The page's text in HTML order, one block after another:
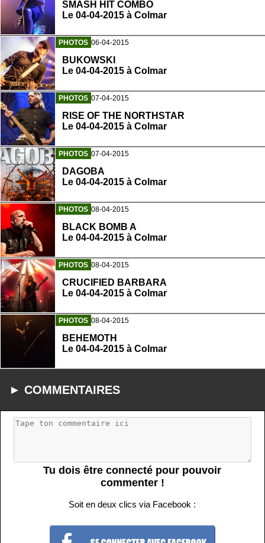
SMASH HIT COMBO
Le 04-04-2015 à Colmar
PHOTOS 06-04-2015
BUKOWSKI
Le 04-04-2015 à Colmar
PHOTOS 07-04-2015
RISE OF THE NORTHSTAR
Le 04-04-2015 à Colmar
PHOTOS 07-04-2015
DAGOBA
Le 04-04-2015 à Colmar
PHOTOS 08-04-2015
BLACK BOMB A
Le 04-04-2015 à Colmar
PHOTOS 08-04-2015
CRUCIFIED BARBARA
Le 04-04-2015 à Colmar
PHOTOS 08-04-2015
BEHEMOTH
Le 04-04-2015 à Colmar
► COMMENTAIRES
Tu dois être connecté pour pouvoir
commenter !
Soit en deux clics via Facebook :